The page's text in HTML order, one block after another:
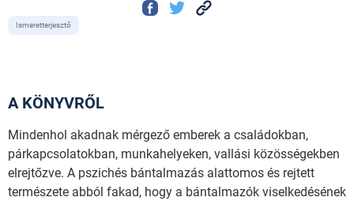
Ismeretterjesztő
A KÖNYVRŐL
Mindenhol akadnak mérgező emberek a családokban,
párkapcsolatokban, munkahelyeken, vallási közösségekben
elrejtőzve. A pszichés bántalmazás alattomos és rejtett
természete abból fakad, hogy a bántalmazók viselkedésének